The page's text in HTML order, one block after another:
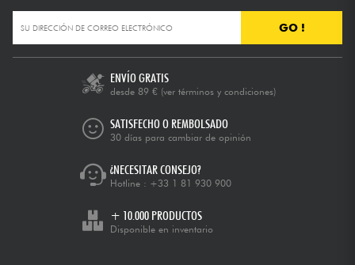
GO !
ENVÍO GRATIS
desde 89 € (ver términos y condiciones)
SATISFECHO O REMBOLSADO
30 días para cambiar de opinión
¿NECESITAR CONSEJO?
Hotline : +33 1 81 930 900
+ 10.000 PRODUCTOS
Disponible en inventario